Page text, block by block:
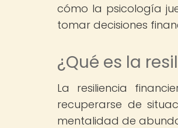
cómo la psicología
tomar decisiones
¿Qué es la
La resiliencia
recuperarse de
mentalidad de